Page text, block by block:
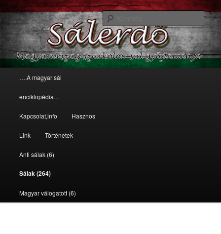
Magyarország szurkolói
sálgyűjteménye
Tovább az elsődleges tartalomra
Tovább a másodlagos tartalomra
….A magyar sál
enciklopédia…
Kapcsolat,info Hasznos
Link Történetek
Anti sálak (6)
Sálak (264)
Magyar válogatott (6)